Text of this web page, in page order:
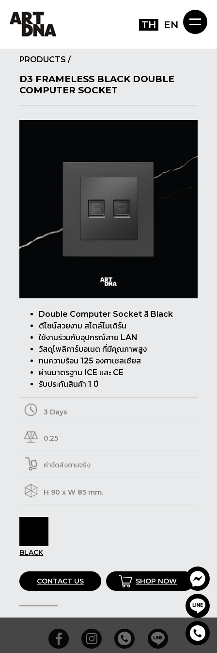
TH EN
PRODUCTS /
D3 FRAMELESS BLACK DOUBLE
COMPUTER SOCKET
Double Computer Socket สี Black
ดีไซน์สวยงาม สไตล์โมเดิร์น
ใช้งานร่วมกับอุปกรณ์สาย LAN
วัสดุโพลิคาร์บอเนต ที่มีคุณภาพสูง
ทนความร้อน 125 องศาเซลเซียส
ผ่านมาตรฐาน ICE และ CE
รับประกันสินค้า 1 ปี
3 Days
0.25
ค่าจัดส่งตามจริง
H 90 x W 85 mm.
BLACK
CONTACT US SHOP NOW
SHARE